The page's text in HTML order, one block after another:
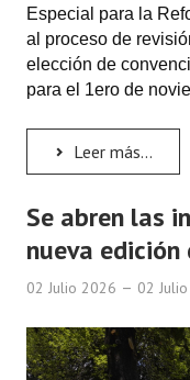
Especial para la
al proceso de
elección de
para el 1ero de
Leer más...
Se abren las
nueva edición
02 Julio 2026 02